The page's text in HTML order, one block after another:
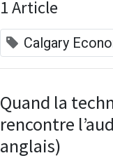
1 Article
Calgary
Quand la
rencontre
anglais)